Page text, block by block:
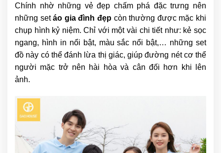
Chính nhờ những vẻ đẹp chấm phá đặc trưng nên
những setáo gia đình đẹp còn thường được mặc khi
chụp hình kỷ niệm. Chỉ với một vài chi tiết như: kẻ sọc
ngang, hình in nổi bật, màu sắc nổi bật,… những set
đồ này có thể đánh lừa thị giác, giúp đường nét cơ thể
người mặc trở nên hài hòa và cân đối hơn khi lên
ảnh.